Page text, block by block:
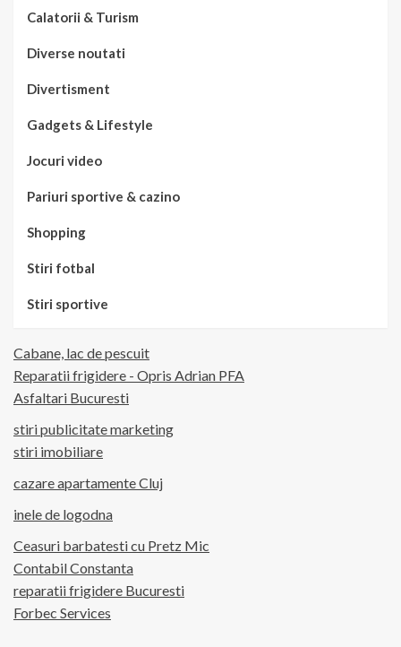
Calatorii & Turism
Diverse noutati
Divertisment
Gadgets & Lifestyle
Jocuri video
Pariuri sportive & cazino
Shopping
Stiri fotbal
Stiri sportive
Cabane, lac de pescuit
Reparatii frigidere - Opris Adrian PFA
Asfaltari Bucuresti
stiri publicitate marketing
stiri imobiliare
cazare apartamente Cluj
inele de logodna
Ceasuri barbatesti cu Pretz Mic
Contabil Constanta
reparatii frigidere Bucuresti
Forbec Services